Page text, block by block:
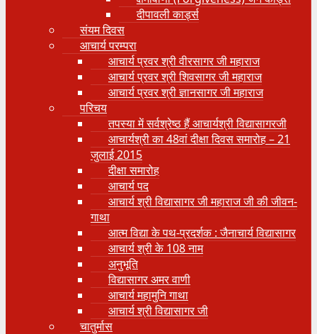
दीपावली कार्ड्स
संयम दिवस
आचार्य परम्परा
आचार्य प्रवर श्री वीरसागर जी महाराज
आचार्य प्रवर श्री शिवसागर जी महाराज
आचार्य प्रवर श्री ज्ञानसागर जी महाराज
परिचय
तपस्या में सर्वश्रेष्ठ हैं आचार्यश्री विद्यासागरजी
आचार्यश्री का 48वां दीक्षा दिवस समारोह – 21
जुलाई 2015
दीक्षा समारोह
आचार्य पद
आचार्य श्री विद्यासागर जी महाराज जी की जीवन-
गाथा
आत्म विद्या के पथ-प्रदर्शक : जैनाचार्य विद्यासागर
आचार्य श्री के 108 नाम
अनुभूति
विद्यासागर अमर वाणी
आचार्य महामुनि गाथा
आचार्य श्री विद्यासागर जी
चातुर्मास